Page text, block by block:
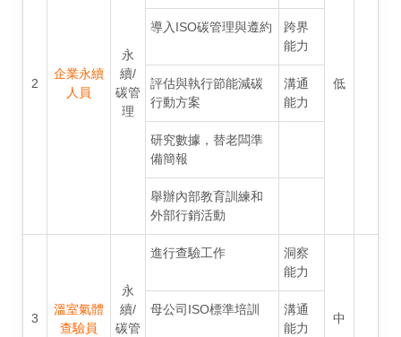
2
企業永續
人員
永
續/
碳管
理
低
導入ISO碳管理與遵約
跨界
能力
評估與執行節能減碳
行動方案
溝通
能力
研究數據，替老闆準
備簡報
舉辦內部教育訓練和
外部行銷活動
3
溫室氣體
查驗員
永
續/
碳管
進行查驗工作
洞察
能力
中
母公司ISO標準培訓
溝通
能力